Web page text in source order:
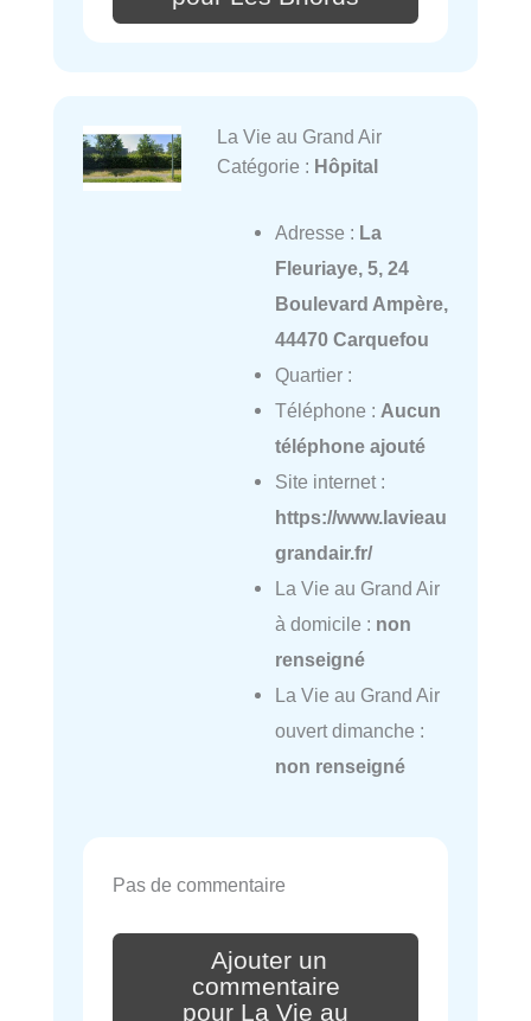
La Vie au Grand Air
Catégorie : Hôpital
Adresse : La
Fleuriaye, 5, 24
Boulevard Ampère,
44470 Carquefou
Quartier :
Téléphone : Aucun
téléphone ajouté
Site internet :
https://www.lavieau
grandair.fr/
La Vie au Grand Air
à domicile : non
renseigné
La Vie au Grand Air
ouvert dimanche :
non renseigné
Pas de commentaire
Ajouter un
commentaire
pour La Vie au